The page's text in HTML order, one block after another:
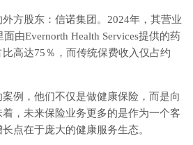
方股东：信诺集团。2024年，其营业
由Evernorth Health Services提供的药
高达75％，而传统保费收入仅占约
例，他们不仅是做健康保险，而是向
，未来保险业务更多的是作为一个客
点在于庞大的健康服务生态。